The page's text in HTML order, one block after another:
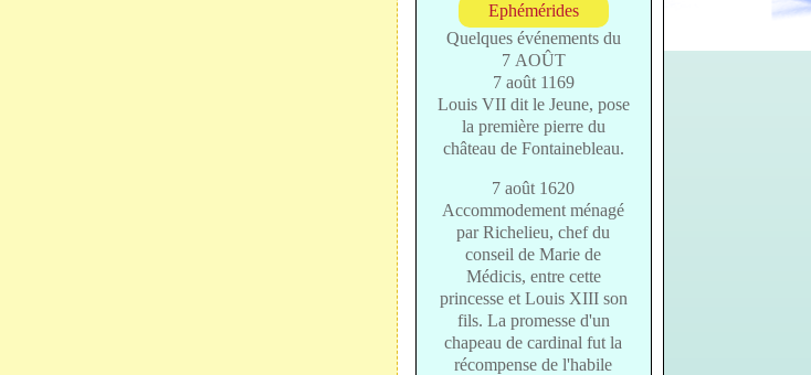
Ephémérides
Quelques événements du
7 AOÛT
7 août 1169
Louis VII dit le Jeune, pose
la première pierre du
château de Fontainebleau.
7 août 1620
Accommodement ménagé
par Richelieu, chef du
conseil de Marie de
Médicis, entre cette
princesse et Louis XIII son
fils. La promesse d'un
chapeau de cardinal fut la
récompense de l'habile